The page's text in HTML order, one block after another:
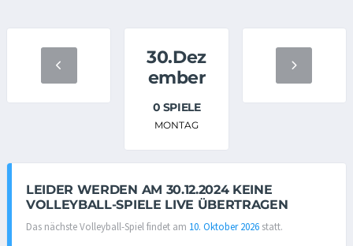
30.Dez
ember
0 SPIELE
MONTAG
LEIDER WERDEN AM 30.12.2024 KEINE
VOLLEYBALL-SPIELE LIVE ÜBERTRAGEN
Das nächste Volleyball-Spiel findet am 10. Oktober 2026 statt.